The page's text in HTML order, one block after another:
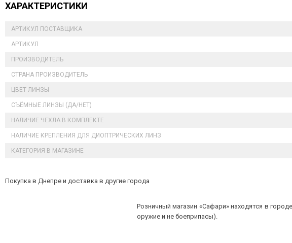
ХАРАКТЕРИСТИКИ
АРТИКУЛ ПОСТАВЩИКА
АРТИКУЛ
ПРОИЗВОДИТЕЛЬ
СТРАНА ПРОИЗВОДИТЕЛЬ
ЦВЕТ ЛИНЗЫ
СЪЁМНЫЕ ЛИНЗЫ (ДА/НЕТ)
НАЛИЧИЕ ЧЕХЛА В КОМПЛЕКТЕ
НАЛИЧИЕ КРЕПЛЕНИЯ ДЛЯ ДИОПТРИЧЕСКИХ ЛИНЗ
КАТЕГОРИЯ В МАГАЗИНЕ
Покупка в Днепре и доставка в другие города
Розничный магазин «Сафари» находятся в
оружие и не боеприпасы).